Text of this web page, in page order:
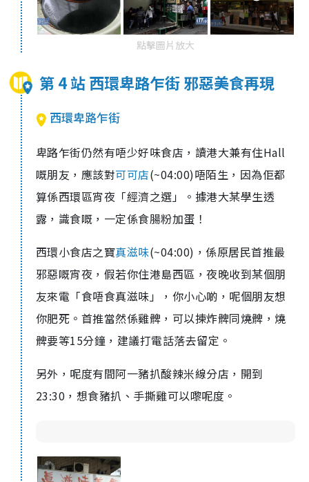
點擊圖片放大
第 4 站 西環卑路乍街 邪惡美食再現
西環卑路乍街
卑路乍街仍然有唔少好味食店，讀港大兼有住Hall
嘅朋友，應該對可可店(~04:00)唔陌生，因為佢都
算係西環區宵夜「經濟之選」。據港大某學生透
露，識食嘅，一定係食腸粉加蛋！
西環小食店之寶真滋味(~04:00)，係原居民首推最
邪惡嘅宵夜，假若你住港島西區，夜晚收到某個朋
友來電「食唔食真滋味」，你小心啲，呢個朋友想
你肥死。首推當然係雞髀，可以揀炸髀同燒髀，燒
髀要等15分鐘，建議打電話落去留定。
另外，呢度有間阿一豬扒酸辣米線分店，開到
23:30，想食豬扒、手撕雞可以嚟呢度。